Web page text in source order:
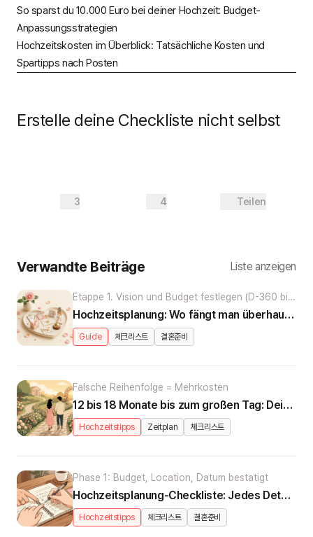
So sparst du 10.000 Euro bei deiner Hochzeit: Budget-
Anpassungsstrategien
Hochzeitskosten im Überblick: Tatsächliche Kosten und
Spartipps nach Posten
Erstelle deine Checkliste nicht selbst
3 4 Teilen
Verwandte Beiträge Liste anzeigen
Etappe 1. Vision und Budget festlegen (D-360 bis
D-270)
Guide 체크리스트 결혼준비
Hochzeitsplanung: Wo fängt man überhaupt an?
Falsche Reihenfolge = Mehrkosten
Hochzeitstipps Zeitplan 체크리스트
12 bis 18 Monate bis zum großen Tag: Deine Hochzeits-Timeline
Phase 1: Budget, Location, Datum bestatigt
Hochzeitstipps 체크리스트 결혼준비
Hochzeitsplanung-Checkliste: Jedes Detail, das ihr ubersehen konntet